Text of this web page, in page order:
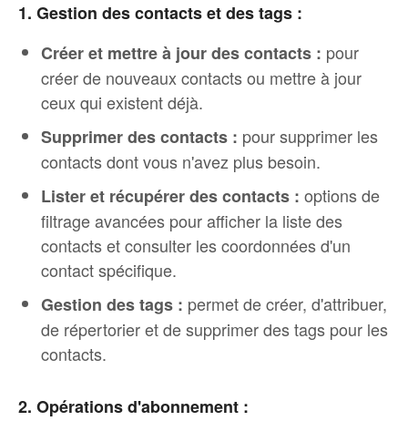
1. Gestion des contacts et des tags :
Créer et mettre à jour des contacts : pour
créer de nouveaux contacts ou mettre à jour
ceux qui existent déjà.
Supprimer des contacts : pour supprimer les
contacts dont vous n'avez plus besoin.
Lister et récupérer des contacts : options de
filtrage avancées pour afficher la liste des
contacts et consulter les coordonnées d'un
contact spécifique.
Gestion des tags : permet de créer, d'attribuer,
de répertorier et de supprimer des tags pour les
contacts.
2. Opérations d'abonnement :